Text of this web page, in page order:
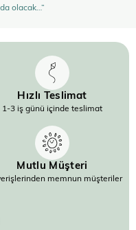
olacak…”
Hızlı Teslimat
1-3 iş günü içinde teslimat
Mutlu Müşteri
memnun müşteriler